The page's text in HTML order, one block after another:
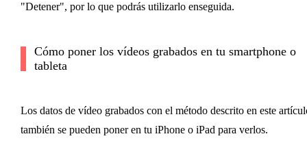
"Detener", por lo que podrás utilizarlo enseguida.
Cómo poner los vídeos grabados en tu smartphone o
tableta
Los datos de vídeo grabados con el método descrito en este
también se pueden poner en tu iPhone o iPad para verlos.